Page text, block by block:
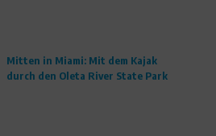
Mitten in Miami: Mit dem Kajak
durch den Oleta River State Park